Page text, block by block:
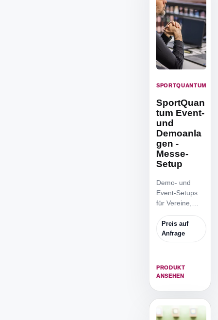
SPORTQUANTUM
SportQuan
tum Event-
und
Demoanla
gen -
Messe-
Setup
Demo- und
Event-Setups
für Vereine,
Nachwuchsanlä
sse, Messen
ationen.
Preis auf
Anfrage
PRODUKT
ANSEHEN